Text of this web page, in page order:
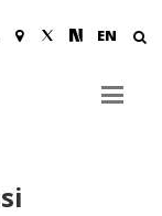
EN